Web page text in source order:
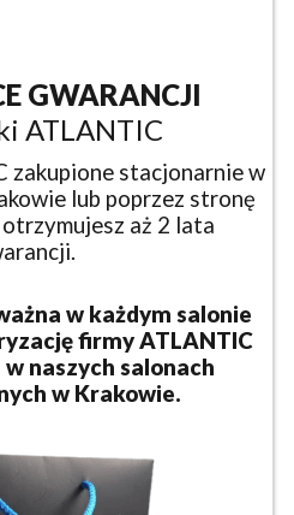
GWARANCJI
ATLANTIC
zakupione stacjonarnie w
lub poprzez stronę
aż 2 lata
w każdym salonie
firmy ATLANTIC
naszych salonach
w Krakowie.